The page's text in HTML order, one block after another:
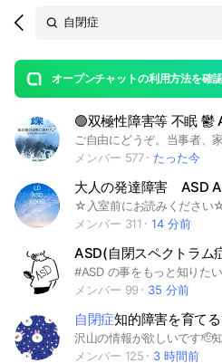
Search
OpenChats
messages
search
area
オープンチャットの利用方法を確
open
メンバー 577
たった今
メンバー 311
14 分前
メンバー 99
35 分前
自閉症知的障害を育て
メンバー 125
3 時間前